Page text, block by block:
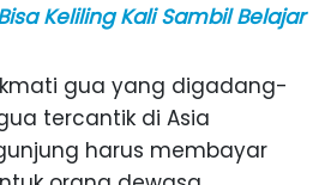
Keliling Kali Sambil Belajar
gua yang digadang-
tercantik di Asia
harus membayar